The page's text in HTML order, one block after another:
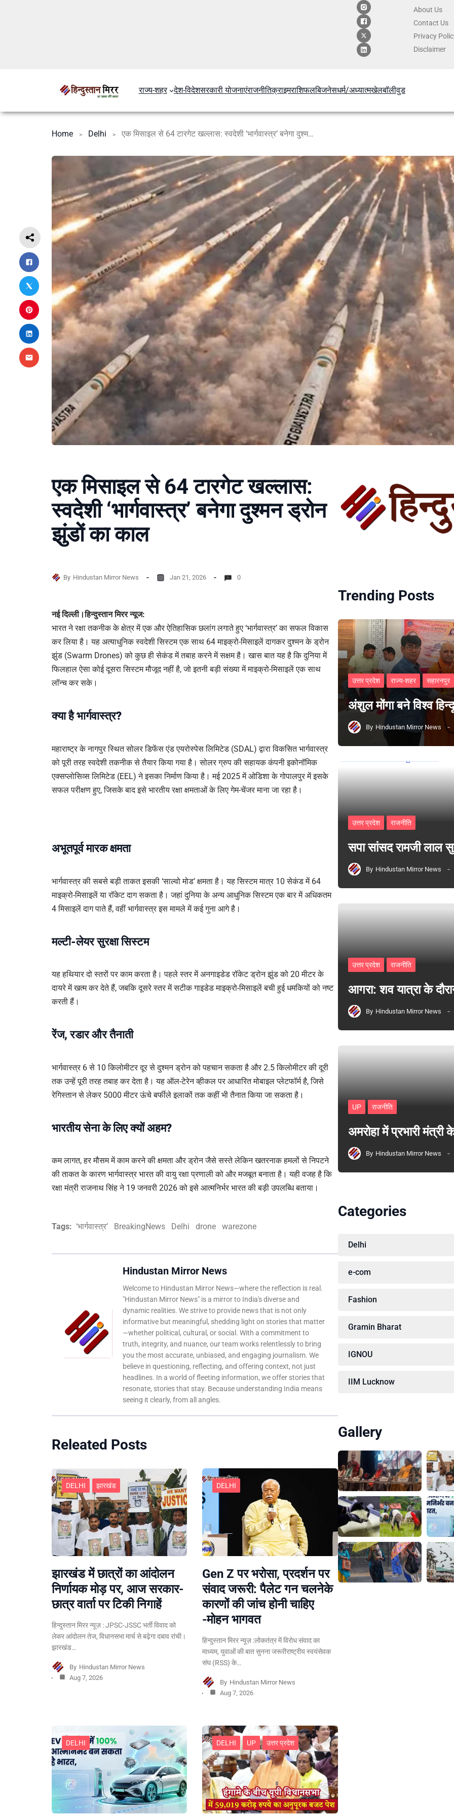
About Us
Contact Us
Privacy
Disclaimer
राज्य-शहर देश-विदेशसरकारी योजनाएंराजनीतिक्राइमराशिफलबिजनेसधर्म/अध्यात्मखेलबॉलीवुड
Home Delhi एक मिसाइल से 64 टारगेट खल्लास: स्वदेशी ‘भार्गवास्त्र’ बनेगा दुश्मन ड्रोन झुंडों का काल
एक मिसाइल से 64 टारगेट खल्लास:
स्वदेशी ‘भार्गवास्त्र’ बनेगा दुश्मन ड्रोन
झुंडों का काल
By Hindustan Mirror News Jan 21, 2026 0
नई दिल्ली।हिन्दुस्तान मिरर न्यूज:
भारत ने रक्षा तकनीक के क्षेत्र में एक और ऐतिहासिक छलांग लगाते हुए ‘भार्गवास्त्र’ का सफल विकास
कर लिया है। यह अत्याधुनिक स्वदेशी सिस्टम एक साथ 64 माइक्रो-मिसाइलें दागकर दुश्मन के ड्रोन
झुंड (Swarm Drones) को कुछ ही सेकंड में तबाह करने में सक्षम है। खास बात यह है कि दुनिया में
फिलहाल ऐसा कोई दूसरा सिस्टम मौजूद नहीं है, जो इतनी बड़ी संख्या में माइक्रो-मिसाइलें एक साथ
लॉन्च कर सके।
क्या है भार्गवास्त्र?
महाराष्ट्र के नागपुर स्थित सोलर डिफेंस एंड एयरोस्पेस लिमिटेड (SDAL) द्वारा विकसित भार्गवास्त्र
को पूरी तरह स्वदेशी तकनीक से तैयार किया गया है। सोलर ग्रुप की सहायक कंपनी इकोनॉमिक
एक्सप्लोसिव्स लिमिटेड (EEL) ने इसका निर्माण किया है। मई 2025 में ओडिशा के गोपालपुर में इसके
सफल परीक्षण हुए, जिसके बाद इसे भारतीय रक्षा क्षमताओं के लिए गेम-चेंजर माना जा रहा है।
अभूतपूर्व मारक क्षमता
भार्गवास्त्र की सबसे बड़ी ताकत इसकी ‘साल्वो मोड’ क्षमता है। यह सिस्टम मात्र 10 सेकंड में 64
माइक्रो-मिसाइलें या रॉकेट दाग सकता है। जहां दुनिया के अन्य आधुनिक सिस्टम एक बार में अधिकतम
4 मिसाइलें दाग पाते हैं, वहीं भार्गवास्त्र इस मामले में कई गुना आगे है।
मल्टी-लेयर सुरक्षा सिस्टम
यह हथियार दो स्तरों पर काम करता है। पहले स्तर में अनगाइडेड रॉकेट ड्रोन झुंड को 20 मीटर के
दायरे में खत्म कर देते हैं, जबकि दूसरे स्तर में सटीक गाइडेड माइक्रो-मिसाइलें बची हुई धमकियों को नष्ट
करती हैं।
रेंज, रडार और तैनाती
भार्गवास्त्र 6 से 10 किलोमीटर दूर से दुश्मन ड्रोन को पहचान सकता है और 2.5 किलोमीटर की दूरी
तक उन्हें पूरी तरह तबाह कर देता है। यह ऑल-टेरेन व्हीकल पर आधारित मोबाइल प्लेटफॉर्म है, जिसे
रेगिस्तान से लेकर 5000 मीटर ऊंचे बर्फीले इलाकों तक कहीं भी तैनात किया जा सकता है।
भारतीय सेना के लिए क्यों अहम?
कम लागत, हर मौसम में काम करने की क्षमता और ड्रोन जैसे सस्ते लेकिन खतरनाक हमलों से निपटने
की ताकत के कारण भार्गवास्त्र भारत की वायु रक्षा प्रणाली को और मजबूत बनाता है। यही वजह है कि
रक्षा मंत्री राजनाथ सिंह ने 19 जनवरी 2026 को इसे आत्मनिर्भर भारत की बड़ी उपलब्धि बताया।
Tags: ‘भार्गवास्त्र’ BreakingNews Delhi drone warezone
Hindustan Mirror News
Welcome to Hindustan Mirror News—where the reflection is real.
"Hindustan Mirror News" is a mirror to India's diverse and
dynamic realities. We strive to provide news that is not only
informative but meaningful, shedding light on stories that matter
—whether political, cultural, or social. With a commitment to
truth, integrity, and nuance, our team works relentlessly to bring
you the most accurate, unbiased, and engaging journalism. We
believe in questioning, reflecting, and offering context, not just
headlines. In a world of fleeting information, we offer stories that
resonate, stories that stay. Because understanding India means
seeing it clearly, from all angles.
Releated Posts
DELHI झारखंड
झारखंड में छात्रों का आंदोलन
निर्णायक मोड़ पर, आज सरकार-
छात्र वार्ता पर टिकी निगाहें
हिन्दुस्तान मिरर न्यूज़ : JPSC-JSSC भर्ती विवाद को
लेकर आंदोलन तेज, विधानसभा मार्च से बढ़ेगा दबाव रांची।
झारखंड…
By Hindustan Mirror News
Aug 7, 2026
DELHI
Gen Z पर भरोसा, प्रदर्शन पर
संवाद जरूरी: पैलेट गन चलनेके
कारणों की जांच होनी चाहिए
-मोहन भागवत
हिन्दुस्तान मिरर न्यूज़ :लोकतंत्र में विरोध संवाद का
माध्यम, युवाओं की बात सुनना जरूरीराष्ट्रीय स्वयंसेवक
संघ (RSS) के…
By Hindustan Mirror News
Aug 7, 2026
DELHI DELHI UP उत्तर प्रदेश
Trending Posts
उत्तर प्रदेश राज्य-शहर सहारनपुर
अंशुल मोंगा बने विश्व
By Hindustan Mirror News
उत्तर प्रदेश राजनीति
सपा सांसद रामजी लाल
By Hindustan Mirror News
उत्तर प्रदेश राजनीति
आगरा: शव यात्रा के
By Hindustan Mirror News
UP राजनीति
अमरोहा में प्रभारी
By Hindustan Mirror News
Categories
Delhi
e-com
Fashion
Gramin Bharat
IGNOU
IIM Lucknow
Gallery